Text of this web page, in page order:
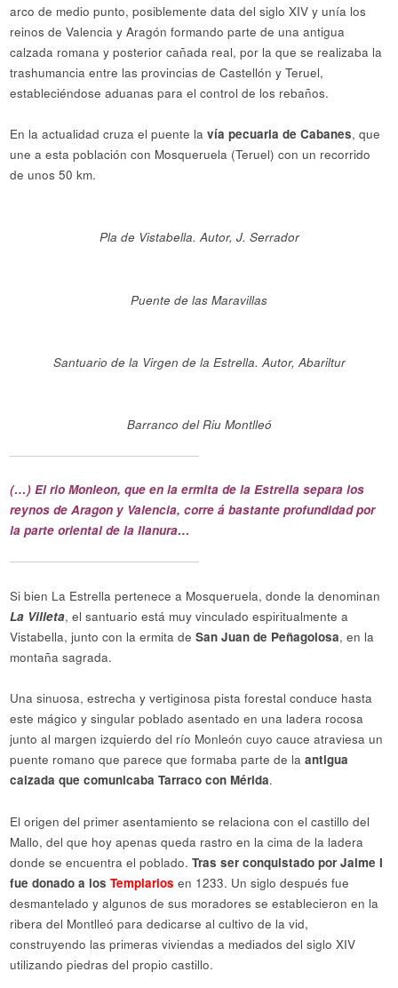
arco de medio punto, posiblemente data del siglo XIV y unía los
reinos de Valencia y Aragón formando parte de una antigua
calzada romana y posterior cañada real, por la que se realizaba la
trashumancia entre las provincias de Castellón y Teruel,
estableciéndose aduanas para el control de los rebaños.
En la actualidad cruza el puente lavía pecuaria de Cabanes, que
une a esta población con Mosqueruela (Teruel) con un recorrido
de unos 50 km.
Pla de Vistabella. Autor, J. Serrador
Puente de las Maravillas
Santuario de la Virgen de la Estrella. Autor, Abariltur
Barranco del Riu Montlleó
(…) El rio Monleon, que en la ermita de la Estrella separa los
reynos de Aragon y Valencia, corre á bastante profundidad por
la parte oriental de la llanura…
Si bien La Estrella pertenece a Mosqueruela, donde la denominan
La Villeta, el santuario está muy vinculado espiritualmente a
Vistabella, junto con la ermita deSan Juan de Peñagolosa, en la
montaña sagrada.
Una sinuosa, estrecha y vertiginosa pista forestal conduce hasta
este mágico y singular poblado asentado en una ladera rocosa
junto al margen izquierdo del río Monleón cuyo cauce atraviesa un
puente romano que parece que formaba parte de laantigua
calzada que comunicaba Tarraco con Mérida.
El origen del primer asentamiento se relaciona con el castillo del
Mallo, del que hoy apenas queda rastro en la cima de la ladera
donde se encuentra el poblado.Tras ser conquistado por Jaime I
fue donado a los Templarios en 1233. Un siglo después fue
desmantelado y algunos de sus moradores se establecieron en la
ribera del Montlleó para dedicarse al cultivo de la vid,
construyendo las primeras viviendas a mediados del siglo XIV
utilizando piedras del propio castillo.